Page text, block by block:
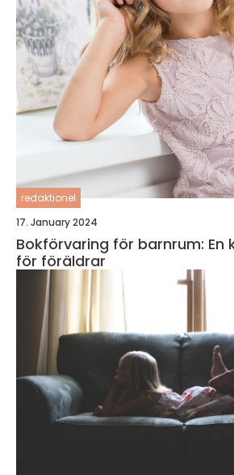
redaktionel
17. January 2024
Bokförvaring för barnrum: En
för föräldrar